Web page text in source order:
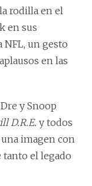
rodilla en el
en sus
un gesto
en las
y Snoop
D.R.E. y todos
imagen con
tanto el legado